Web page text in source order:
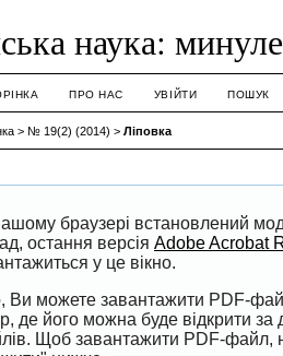
наука:
ПРО НАС УВІЙТИ ПОШУК
> № 19(2) (2014) > Ліповка
браузері встановлений
остання версія Adobe Acrobat
у це вікно.
Ви можете завантажити PDF-
де його можна буде відкрити
Щоб завантажити PDF-файл,